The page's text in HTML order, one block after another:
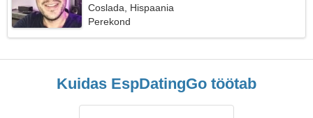
Coslada, Hispaania
Perekond
Kuidas EspDatingGo töötab